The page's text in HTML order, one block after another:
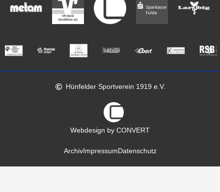
Hünfelder Sportverein 1919 e.V.
Webdesign by CONVERT
ArchivImpressumDatenschutz